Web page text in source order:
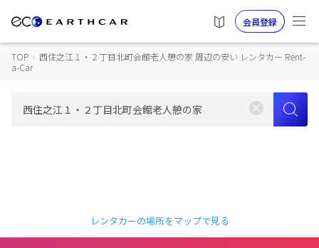
会員登録
TOP › 西住之江１・２丁目北町会館老人憩の家 周辺の安い レンタカー Rent-
a-Car
レンタカーの場所をマップで見る